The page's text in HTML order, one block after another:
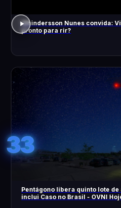
Whindersson Nunes convida:
pronto para rir?
33
Pentágono libera quinto lote de
inclui Caso no Brasil - OVNI